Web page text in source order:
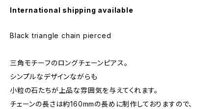
International shipping available
Black triangle chain pierced
三角モチーフのロングチェーンピアス。
シンプルなデザインながらも
小粒の石たちが上品な雰囲気を与えてくれます。
チェーンの長さは約160mmの長めに制作しておりますので、